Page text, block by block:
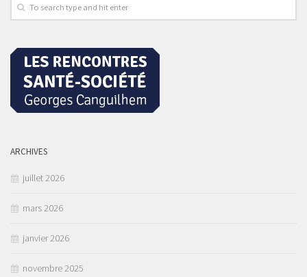
ARCHIVES
juillet 2026
mars 2026
janvier 2026
novembre 2025